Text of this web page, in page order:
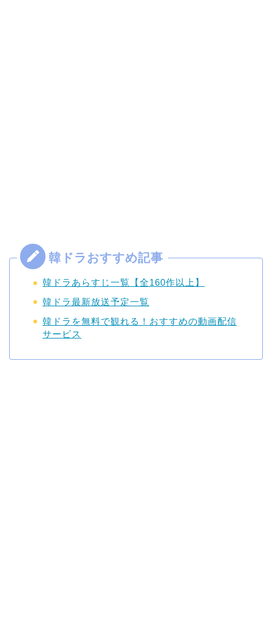
韓ドラあらすじ一覧【全160作以上】
韓ドラ最新放送予定一覧
韓ドラを無料で観れる！おすすめの動画配信
サービス